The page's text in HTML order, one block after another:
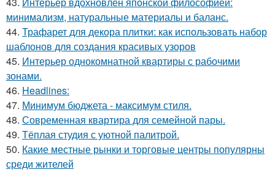
минимализм, натуральные материалы и баланс.
44. Трафарет для декора плитки: как использовать набор
шаблонов для создания красивых узоров
45. Интерьер однокомнатной квартиры с рабочими
зонами.
46. Headlines:
47. Минимум бюджета - максимум стиля.
48. Современная квартира для семейной пары.
49. Тёплая студия с уютной палитрой.
50. Какие местные рынки и торговые центры популярны
среди жителей